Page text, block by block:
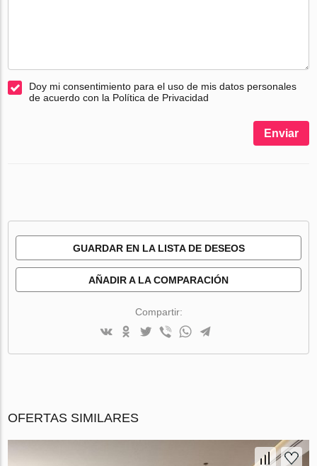
Doy mi consentimiento para el uso de mis datos personales
de acuerdo con la Política de Privacidad
Enviar
GUARDAR EN LA LISTA DE DESEOS
AÑADIR A LA COMPARACIÓN
Compartir:
OFERTAS SIMILARES